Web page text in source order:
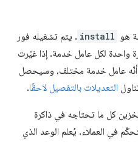
install . يتم تشغيله فور
لكل عامل خدمة. إذا غيّرت
عامل خدمة مختلف، وسيحصل
التعديلات بالتفصيل لاحقًا.
ما تحتاجه في ذاكرة
العملاء. يُعلم الوعد الذي